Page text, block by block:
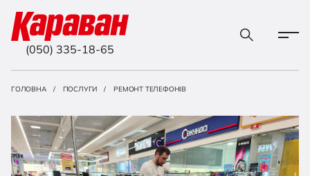
(050) 335-18-65
ГОЛОВНА ПОСЛУГИ РЕМОНТ ТЕЛЕФОНІВ